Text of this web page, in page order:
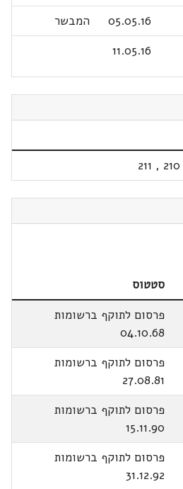
05.05.16
המבשר
11.05.16
210
,
211
סטטוס
פרסום לתוקף ברשומות
04.10.68
פרסום לתוקף ברשומות
27.08.81
פרסום לתוקף ברשומות
15.11.90
פרסום לתוקף ברשומות
31.12.92